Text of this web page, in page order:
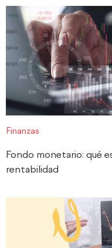
Finanzas
Fondo monetario: qué
rentabilidad